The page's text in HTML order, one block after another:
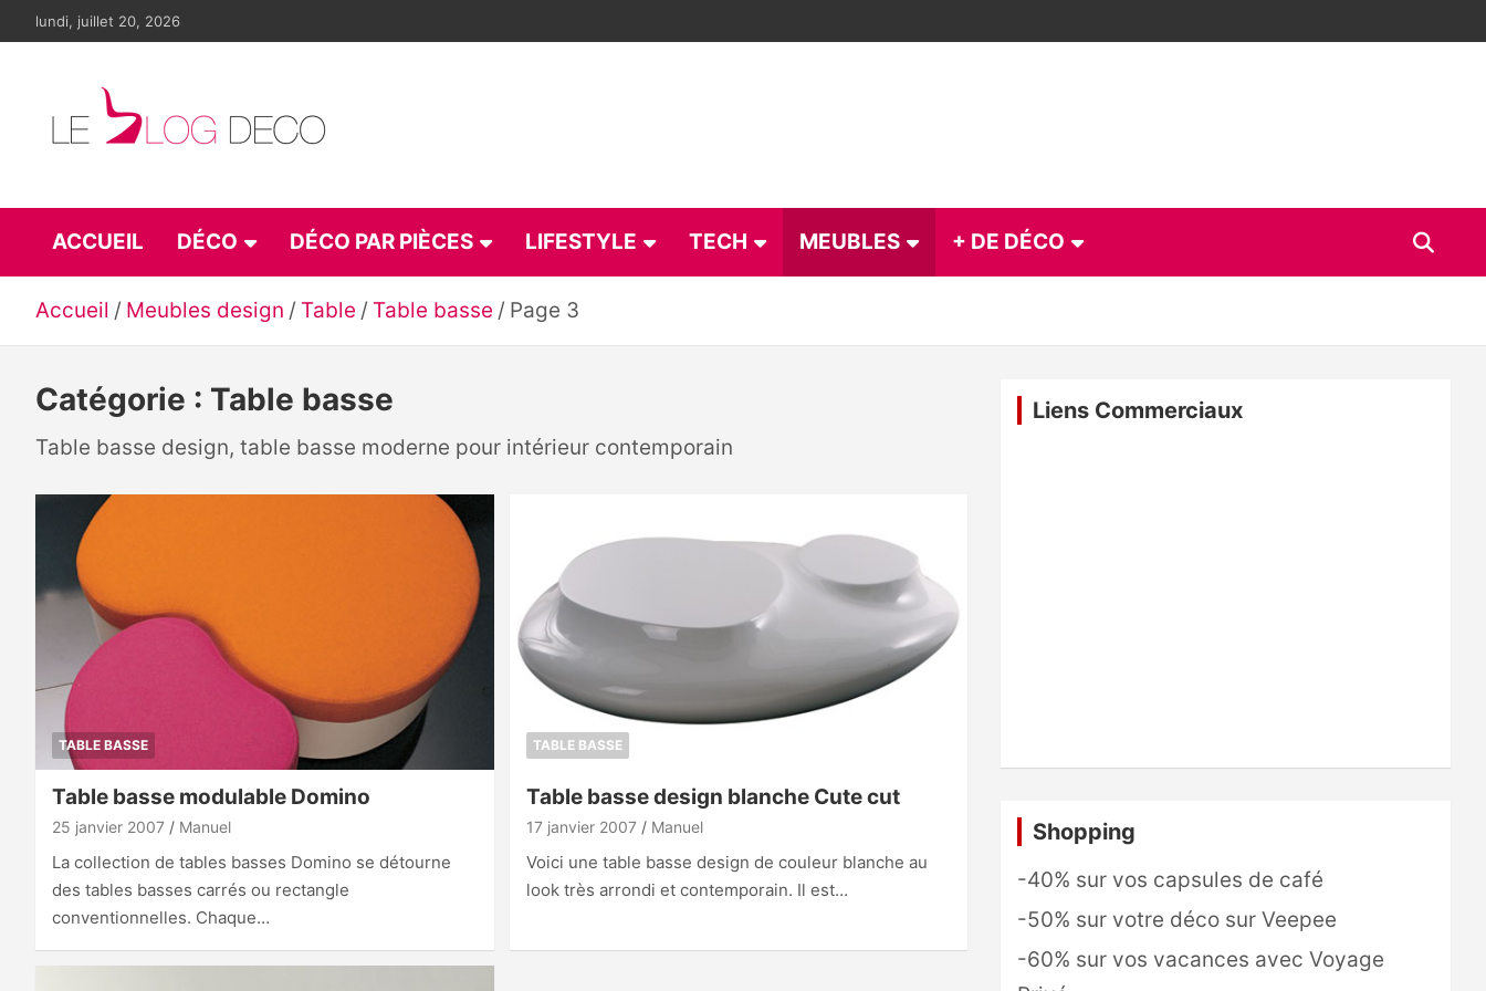
Allerlundi, juillet 20, 2026
Le blog déco
ACCUEIL DÉCO DÉCO PAR PIÈCES LIFESTYLE TECH MEUBLES + DE DÉCO
Accueil Meubles design Table Table basse Page 3
Catégorie : Table basse
Table basse design, table basse moderne pour intérieur contemporain
TABLE BASSE
Table basse modulable Domino
25 janvier 2007 Manuel
La collection de tables basses Domino se détourne
des tables basses carrés ou rectangle
conventionnelles. Chaque…
TABLE BASSE
Table basse design blanche Cute cut
17 janvier 2007 Manuel
Voici une table basse design de couleur blanche au
look très arrondi et contemporain. Il est…
Liens Commerciaux
Shopping
-40% sur vos capsules de café
-50% sur votre déco sur Veepee
-60% sur vos vacances avec Voyage